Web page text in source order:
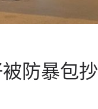
防暴包抄